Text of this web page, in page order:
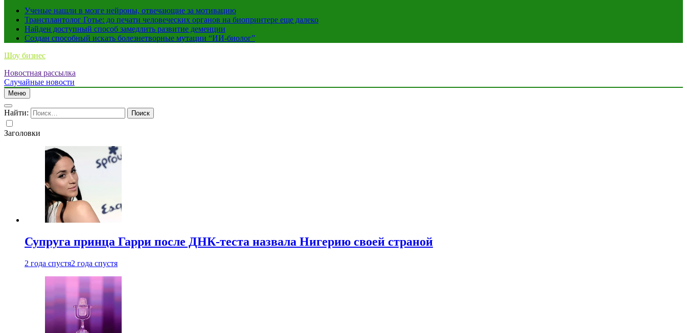
Ученые нашли в мозге нейроны, отвечающие за мотивацию
Трансплантолог Готье: до печати человеческих органов на биопринтере еще далеко
Найден доступный способ замедлить развитие деменции
Создан способный искать болезнетворные мутации “ИИ-биолог”
Шоу бизнес
Новостная рассылка
Случайные новости
Меню
Найти:
Заголовки
Супруга принца Гарри после ДНК-теста назвала Нигерию своей страной
2 года спустя2 года спустя